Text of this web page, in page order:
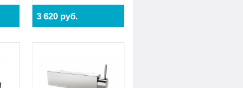
3 620 руб.